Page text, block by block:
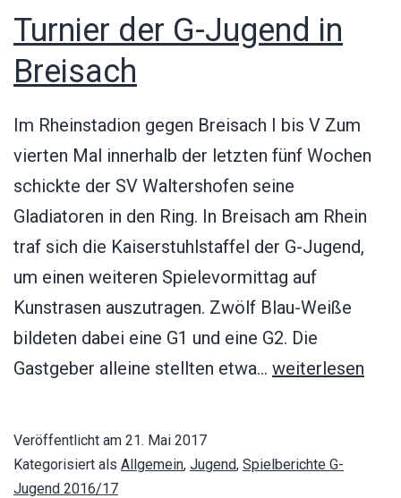
Turnier der G-Jugend in
Breisach
Im Rheinstadion gegen Breisach I bis V Zum
vierten Mal innerhalb der letzten fünf Wochen
schickte der SV Waltershofen seine
Gladiatoren in den Ring. In Breisach am Rhein
traf sich die Kaiserstuhlstaffel der G-Jugend,
um einen weiteren Spielevormittag auf
Kunstrasen auszutragen. Zwölf Blau-Weiße
bildeten dabei eine G1 und eine G2. Die
Gastgeber alleine stellten etwa… Turnier
Jugend
weiterlesen
Veröffentlicht am 21. Mai 2017
Kategorisiert als Allgemein, Jugend, Spielberichte G-
Jugend 2016/17